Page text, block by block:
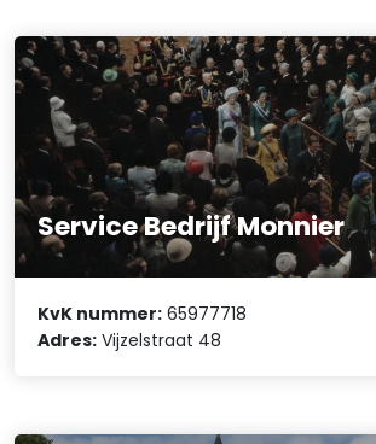
Service Bedrijf Monnier
KvK nummer: 65977718
Adres: Vijzelstraat 48